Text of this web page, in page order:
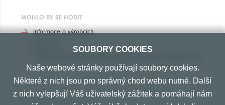
MOHLO BY SE HODIT
Informace o výrobcích
PŘIJÍMÁME TYTO PLATBY
SOUBORY COOKIES
Naše webové stránky používají soubory cookies.
Některé z nich jsou pro správný chod webu nutné. Další
z nich vylepšují Váš uživatelský zážitek a pomáhají nám